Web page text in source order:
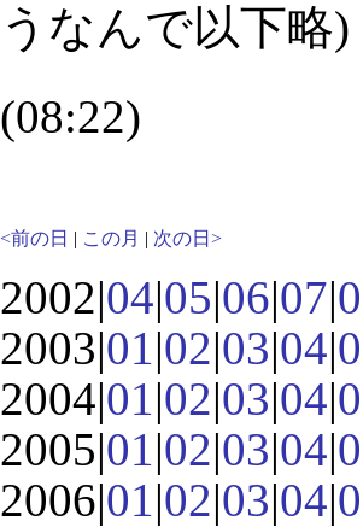
うなんで以下略)
(08:22)
<前の日 | この月 | 次の日>
2002|04|05|06|07|
2003|01|02|03|04|
2004|01|02|03|04|
2005|01|02|03|04|
2006|01|02|03|04|